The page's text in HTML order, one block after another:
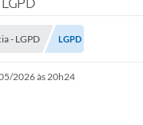
- LGPD LGPD
2026 às 20h24